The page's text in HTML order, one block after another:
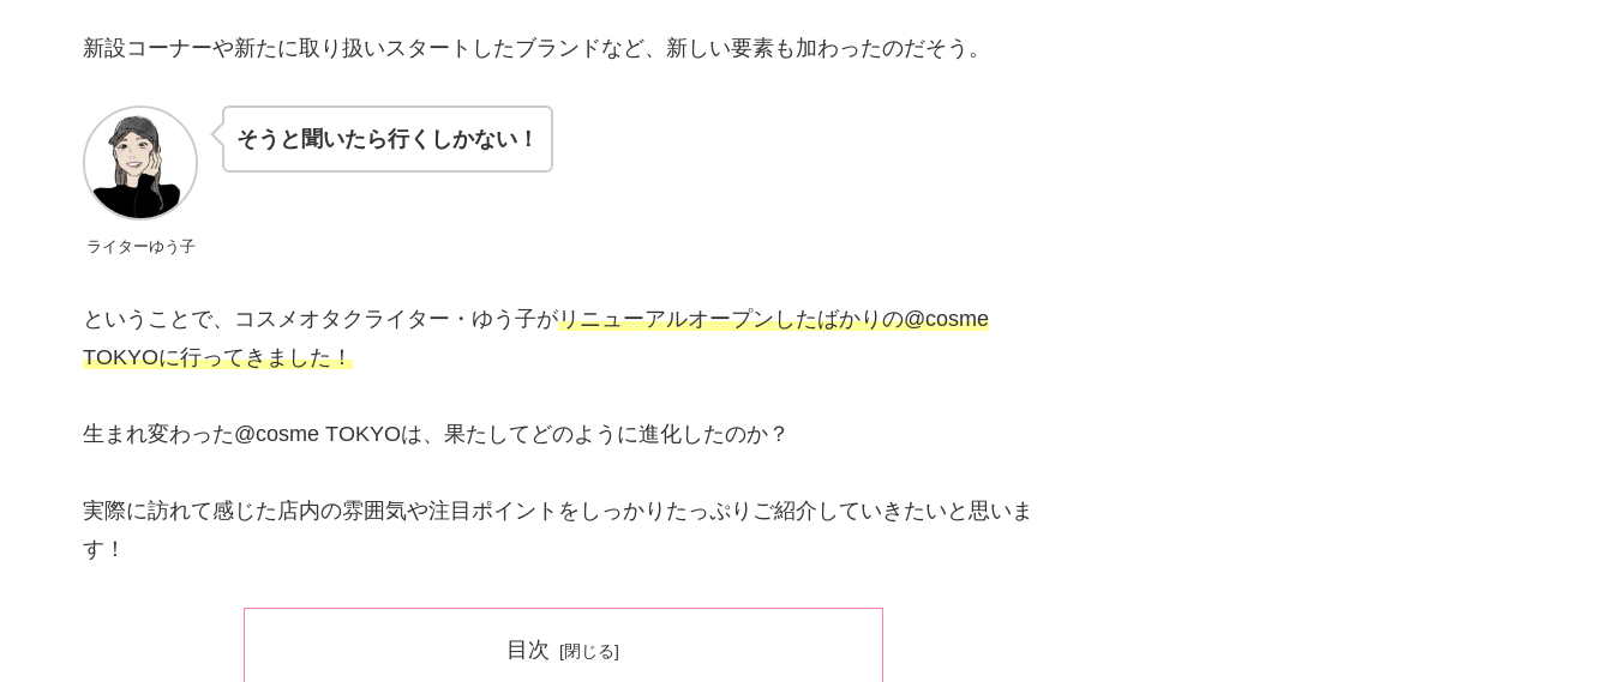
新設コーナーや新たに取り扱いスタートしたブランドなど、新しい要素も加わったのだそう。
ライターゆう子
そうと聞いたら行くしかない！
ということで、コスメオタクライター・ゆう子がリニューアルオープンしたばかりの@cosme
TOKYOに行ってきました！
生まれ変わった@cosme TOKYOは、果たしてどのように進化したのか？
実際に訪れて感じた店内の雰囲気や注目ポイントをしっかりたっぷりご紹介していきたいと思いま
す！
目次